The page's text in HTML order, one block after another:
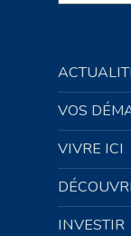
VOS
VIVRE ICI
INVESTIR